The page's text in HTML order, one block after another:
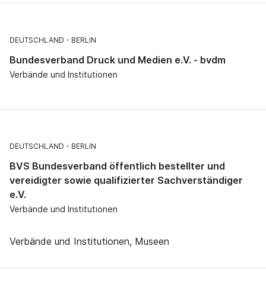
DEUTSCHLAND BERLIN
Bundesverband Druck und Medien e.V. - bvdm
Verbände und Institutionen
DEUTSCHLAND BERLIN
BVS Bundesverband öffentlich bestellter und
vereidigter sowie qualifizierter Sachverständiger
e.V.
Verbände und Institutionen
Verbände und Institutionen, Museen